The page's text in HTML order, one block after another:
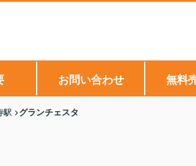
お問い合わせ 無料
駅 グランチェスタ